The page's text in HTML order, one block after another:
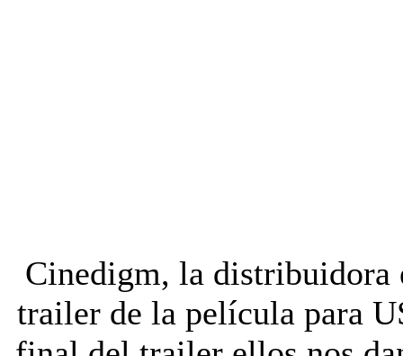
Cinedigm, la distribuidora
trailer de la película para